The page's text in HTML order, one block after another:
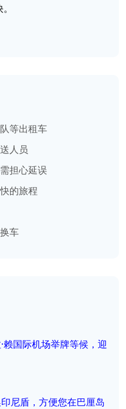
等出租车
人员
担心延误
的旅程
车
赖国际机场举牌等候，迎
尼盾，方便您在巴厘岛